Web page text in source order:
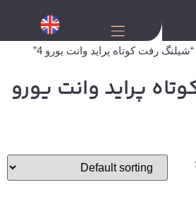
پراید وانت یورو